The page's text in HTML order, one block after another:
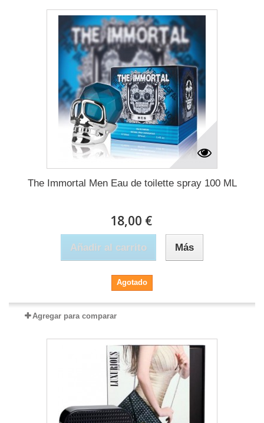
The Immortal Men Eau de toilette spray 100 ML
18,00 €
Añadir al carrito Más
Agotado
Agregar para comparar